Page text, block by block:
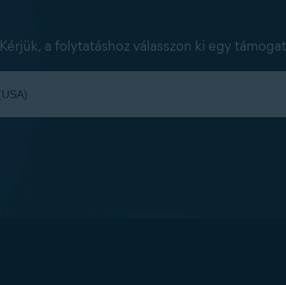
Kérjük, a folytatáshoz válasszon ki egy